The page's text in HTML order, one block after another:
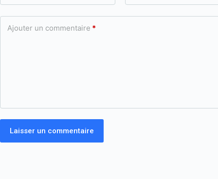
Ajouter un commentaire *
Laisser un commentaire